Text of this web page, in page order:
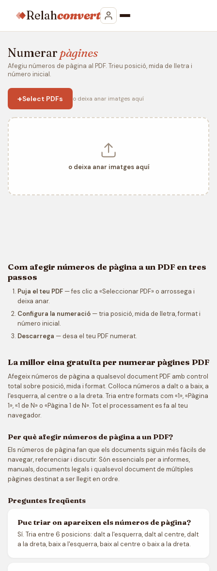
Relahconvert
Numerar pàgines
Afegiu números de pàgina al PDF. Trieu posició, mida de lletra i
número inicial.
+Select PDFs o deixa anar imatges aquí
o deixa anar imatges aquí
Com afegir números de pàgina a un PDF en tres
passos
Puja el teu PDF — fes clic a «Seleccionar PDF» o arrossega i
deixa anar.
Configura la numeració — tria posició, mida de lletra, format i
número inicial.
Descarrega — desa el teu PDF numerat.
La millor eina gratuïta per numerar pàgines PDF
Afegeix números de pàgina a qualsevol document PDF amb control
total sobre posició, mida i format. Col·loca números a dalt o a baix, a
l'esquerra, al centre o a la dreta. Tria entre formats com «1», «Pàgina
1», «1 de N» o «Pàgina 1 de N». Tot el processament es fa al teu
navegador.
Per què afegir números de pàgina a un PDF?
Els números de pàgina fan que els documents siguin més fàcils de
navegar, referenciar i discutir. Són essencials per a informes,
manuals, documents legals i qualsevol document de múltiples
pàgines destinat a ser llegit en ordre.
Preguntes freqüents
Puc triar on apareixen els números de pàgina?
Sí. Tria entre 6 posicions: dalt a l'esquerra, dalt al centre, dalt
a la dreta, baix a l'esquerra, baix al centre o baix a la dreta.